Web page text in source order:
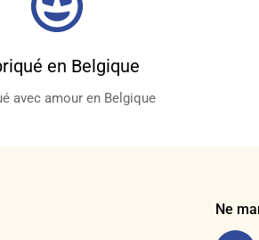
en Belgique
avec amour en Belgique
Ne